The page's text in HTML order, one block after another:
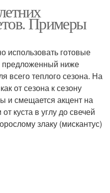
Примеры
готовые
предложенный ниже
всего теплого сезона. На
от сезона к сезону
и смещается акцент на
куста в углу до свечей
злаку (мискантус)